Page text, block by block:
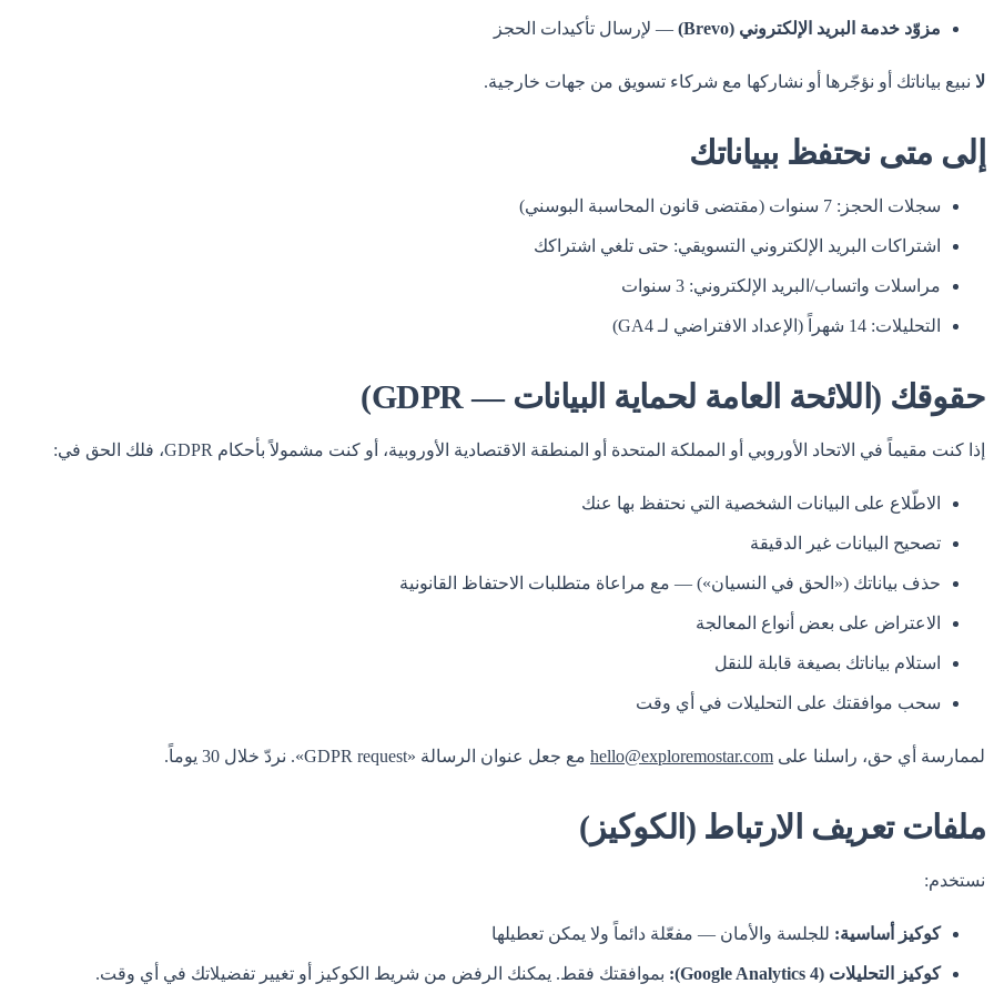
مزوّد خدمة البريد الإلكتروني (Brevo) — لإرسال تأكيدات الحجز
لا نبيع بياناتك أو نؤجّرها أو نشاركها مع شركاء تسويق من جهات خارجية.
إلى متى نحتفظ ببياناتك
سجلات الحجز: 7 سنوات (مقتضى قانون المحاسبة البوسني)
اشتراكات البريد الإلكتروني التسويقي: حتى تلغي اشتراكك
مراسلات واتساب/البريد الإلكتروني: 3 سنوات
التحليلات: 14 شهراً (الإعداد الافتراضي لـ GA4)
حقوقك (اللائحة العامة لحماية البيانات — GDPR)
إذا كنت مقيماً في الاتحاد الأوروبي أو المملكة المتحدة أو المنطقة الاقتصادية الأوروبية، أو كنت مشمولاً بأحكام GDPR، فلك الحق في:
الاطّلاع على البيانات الشخصية التي نحتفظ بها عنك
تصحيح البيانات غير الدقيقة
حذف بياناتك («الحق في النسيان») — مع مراعاة متطلبات الاحتفاظ القانونية
الاعتراض على بعض أنواع المعالجة
استلام بياناتك بصيغة قابلة للنقل
سحب موافقتك على التحليلات في أي وقت
لممارسة أي حق، راسلنا على hello@exploremostar.com مع جعل عنوان الرسالة «GDPR request». نردّ خلال 30 يوماً.
ملفات تعريف الارتباط (الكوكيز)
نستخدم:
كوكيز أساسية: للجلسة والأمان — مفعّلة دائماً ولا يمكن تعطيلها
كوكيز التحليلات (Google Analytics 4): بموافقتك فقط. يمكنك الرفض من شريط الكوكيز أو تغيير تفضيلاتك في أي وقت.